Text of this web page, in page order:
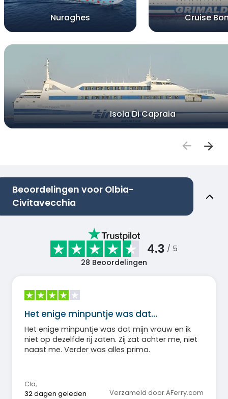
Nuraghes Cruise
Isola Di Capraia
Beoordelingen voor Olbia-
Civitavecchia
4.3 / 5
28 Beoordelingen
Het enige minpuntje was dat…
Het enige minpuntje was dat mijn vrouw en ik
niet op dezelfde rij zaten. Zij zat achter me, niet
naast me. Verder was alles prima.
Cla,
32 dagen geleden
Verzameld door AFerry.com